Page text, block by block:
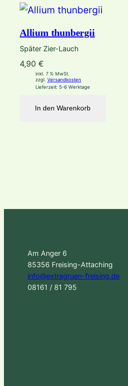
Allium thunbergii
Später Zier-Lauch
4,90 €
inkl. 7 % MwSt.
zzgl. Versandkosten
Lieferzeit: 5-6 Werktage
In den Warenkorb
Am Anger 6
85356 Freising-Attaching
info@extragruen-freising.de
08161 / 81 795